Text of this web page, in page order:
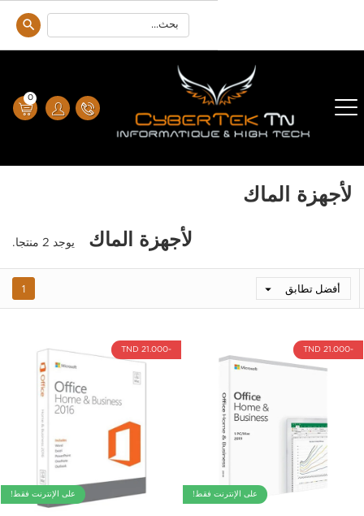
0
لأجهزة الماك
لأجهزة الماك يوجد 2 منتجا.
أفضل تطابق 
1
-21.000 TND
على الإنترنت فقط!
-21.000 TND
على الإنترنت فقط!